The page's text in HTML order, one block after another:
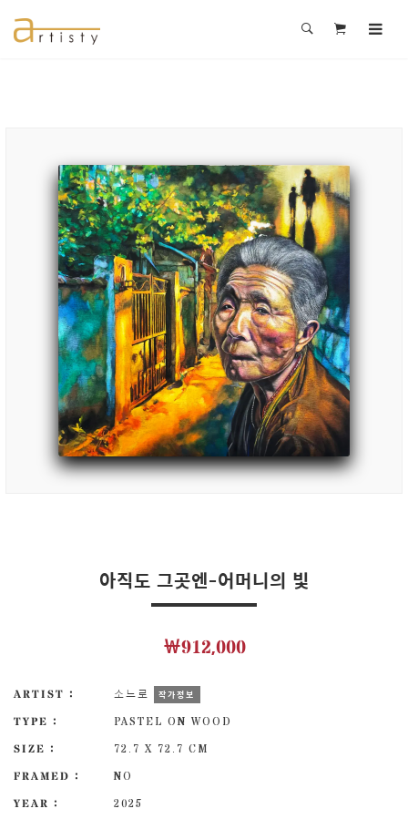
아직도 그곳엔-어머니의 빛
￦912,000
ARTIST : 소느로 작가정보
TYPE :
PASTEL ON WOOD
SIZE :
72.7 X 72.7 CM
FRAMED :
NO
YEAR :
2025